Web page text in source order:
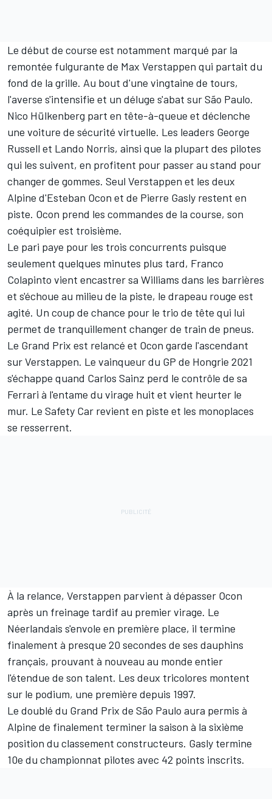
Le début de course est notamment marqué par la
remontée fulgurante de Max Verstappen qui partait du
fond de la grille. Au bout d'une vingtaine de tours,
l'averse s'intensifie et un déluge s'abat sur São Paulo.
Nico Hülkenberg part en tête-à-queue et déclenche
une voiture de sécurité virtuelle. Les leaders George
Russell et Lando Norris, ainsi que la plupart des pilotes
qui les suivent, en profitent pour passer au stand pour
changer de gommes. Seul Verstappen et les deux
Alpine d'Esteban Ocon et de Pierre Gasly restent en
piste. Ocon prend les commandes de la course, son
coéquipier est troisième.
Le pari paye pour les trois concurrents puisque
seulement quelques minutes plus tard, Franco
Colapinto vient encastrer sa Williams dans les barrières
et s'échoue au milieu de la piste, le drapeau rouge est
agité. Un coup de chance pour le trio de tête qui lui
permet de tranquillement changer de train de pneus.
Le Grand Prix est relancé et Ocon garde l'ascendant
sur Verstappen. Le vainqueur du GP de Hongrie 2021
s'échappe quand Carlos Sainz perd le contrôle de sa
Ferrari à l'entame du virage huit et vient heurter le
mur. Le Safety Car revient en piste et les monoplaces
se resserrent.
À la relance, Verstappen parvient à dépasser Ocon
après un freinage tardif au premier virage. Le
Néerlandais s'envole en première place, il termine
finalement à presque 20 secondes de ses dauphins
français, prouvant à nouveau au monde entier
l'étendue de son talent. Les deux tricolores montent
sur le podium, une première depuis 1997.
Le doublé du Grand Prix de São Paulo aura permis à
Alpine de finalement terminer la saison à la sixième
position du classement constructeurs. Gasly termine
10e du championnat pilotes avec 42 points inscrits.